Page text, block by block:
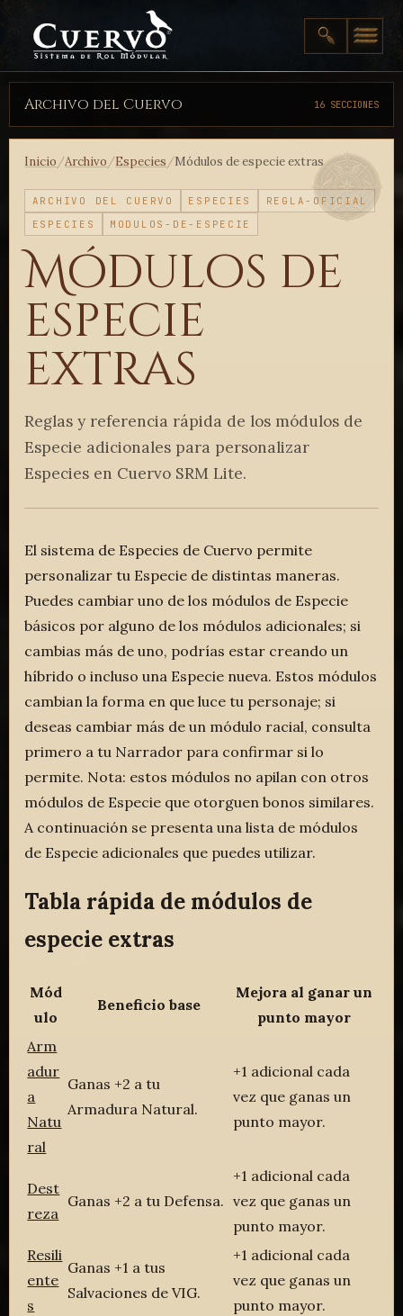
Archivo del Cuervo 16 SECCIONES
Inicio/Archivo/Especies/Módulos de especie extras
ARCHIVO DEL CUERVO ESPECIES
REGLA-OFICIAL
ESPECIES
MODULOS-DE-ESPECIE
Módulos de
especie
extras
Reglas y referencia rápida de los módulos de
Especie adicionales para personalizar
Especies en Cuervo SRM Lite.
El sistema de Especies de Cuervo permite
personalizar tu Especie de distintas maneras.
Puedes cambiar uno de los módulos de Especie
básicos por alguno de los módulos adicionales; si
cambias más de uno, podrías estar creando un
híbrido o incluso una Especie nueva. Estos módulos
cambian la forma en que luce tu personaje; si
deseas cambiar más de un módulo racial, consulta
primero a tu Narrador para confirmar si lo
permite. Nota: estos módulos no apilan con otros
módulos de Especie que otorguen bonos similares.
A continuación se presenta una lista de módulos
de Especie adicionales que puedes utilizar.
Tabla rápida de módulos de
especie extras
Mód
ulo
Beneficio base
Mejora al ganar un
punto mayor
Arm
adur
a
Natu
ral
Ganas +2 a tu
Armadura Natural.
+1 adicional cada
vez que ganas un
punto mayor.
Dest
reza
Ganas +2 a tu Defensa.
+1 adicional cada
vez que ganas un
punto mayor.
Resili
ente
s
Ganas +1 a tus
Salvaciones de VIG.
+1 adicional cada
vez que ganas un
punto mayor.